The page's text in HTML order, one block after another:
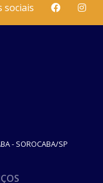
sociais
- SOROCABA/SP